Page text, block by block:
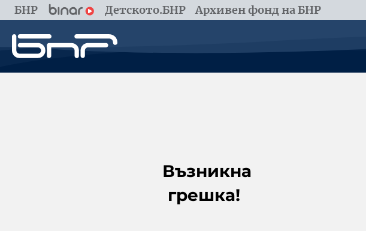
БНР Детското.БНР Архивен фонд на БНР
Възникна
грешка!